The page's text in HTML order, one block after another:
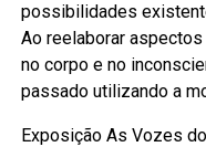
possibilidades
Ao reelaborar
no corpo e no
passado utilizando a
Exposição As Vozes